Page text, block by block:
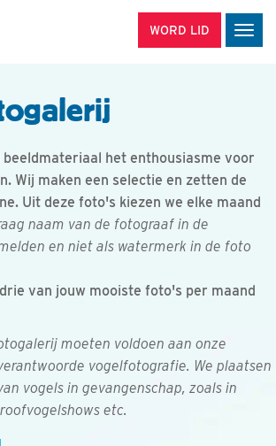
WORD LID
beeldmateriaal het enthousiasme voor
Wij maken een selectie en zetten de
Uit deze foto's kiezen we elke maand
naam van de fotograaf in de
en niet als watermerk in de foto
van jouw mooiste foto's per maand
moeten voldoen aan onze
vogelfotografie. We plaatsen
vogels in gevangenschap, zoals in
etc.